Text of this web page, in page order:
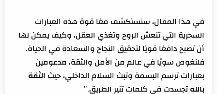
في هذا المقال، سنستكشف معًا قوة هذه العبارات
السحرية التي تنعش الروح وتغذي العقل، وكيف يمكن لها
أن تصبح دافعًا قويًا لتحقيق النجاح والسعادة في الحياة.
فلنغوص سويًا في عالم من الأمل والثقة، مدعومين
بعبارات ترسم البسمة وتبث السلام الداخلي، حيث الثقة
بالله تجسدت في كلمات تنير الطريق."